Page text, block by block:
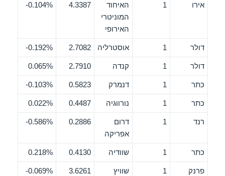
אירו 1
האיחוד
המוניטרי
האירופי
4.3387
0.104%-
דולר 1 אוסטרליה 2.7082
0.192%-
דולר 1 קנדה 2.7910
0.065%
כתר 1 דנמרק 0.5823
0.103%-
כתר 1 נורווגיה 0.4487
0.022%
רנד 1
דרום
אפריקה
0.2886
0.586%-
כתר 1 שוודיה 0.4130
0.218%
פרנק 1 שוויץ 3.6261
0.069%-